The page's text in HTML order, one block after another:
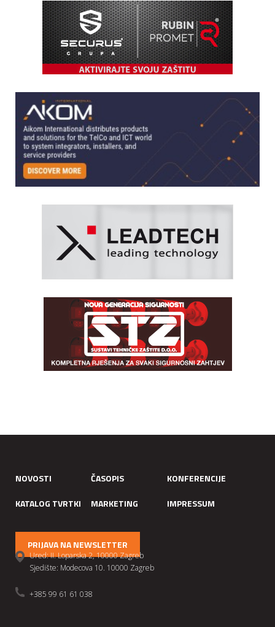
NOVOSTI ČASOPIS
KONFERENCIJE
KATALOG TVRTKI
MARKETING IMPRESSUM
PRIJAVA NA NEWSLETTER
Ured: II. Loparska 2, 10000 Zagreb
Sjedište: Modecova 10. 10000 Zagreb
+385 99 61 61 038